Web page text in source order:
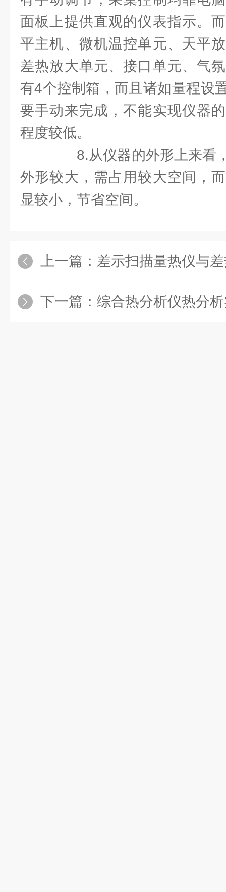
面板上提供直观的仪表指示。
平主机、微机温控单元、天平
差热放大单元、接口单元、气
有4个控制箱，而且诸如量程设
要手动来完成，不能实现仪器
程度较低。
8.从仪器的外形上来看
外形较大，需占用较大空间，
显较小，节省空间。
上一篇： 差示扫描量热仪与差热
下一篇： 综合热分析仪热分